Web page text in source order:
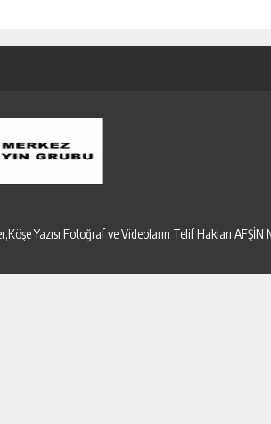
Yazısı,Fotoğraf ve Videoların Telif Hakları